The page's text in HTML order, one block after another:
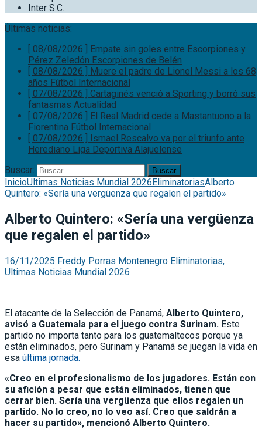
Inter S.C.
Últimas noticias:
[ 08/08/2026 ] Empate sin goles entre Escorpiones y
Pérez Zeledón Escorpiones de Belén
[ 08/08/2026 ] Muere el padre de Lionel Messi a los 68
años Fútbol Internacional
[ 07/08/2026 ] Cartaginés venció a Sporting y borró sus
fantasmas Actualidad
[ 07/08/2026 ] El Real Madrid cede a Mastantuono a la
Fiorentina Fútbol Internacional
[ 07/08/2026 ] Ismael Rescalvo va por el triunfo ante
Herediano Liga Deportiva Alajuelense
Buscar:
InicioUltimas Noticias Mundial 2026EliminatoriasAlberto
Quintero: «Sería una vergüenza que regalen el partido»
Alberto Quintero: «Sería una vergüenza
que regalen el partido»
16/11/2025 Freddy Porras Montenegro Eliminatorias,
Ultimas Noticias Mundial 2026
El atacante de la Selección de Panamá, Alberto Quintero,
avisó a Guatemala para el juego contra Surinam. Este
partido no importa tanto para los guatemaltecos porque ya
están eliminados, pero Surinam y Panamá se juegan la vida en
esa última jornada.
«Creo en el profesionalismo de los jugadores. Están con
su afición a pesar que están eliminados, tienen que
cerrar bien. Sería una vergüenza que ellos regalen un
partido. No lo creo, no lo veo así. Creo que saldrán a
hacer su partido», mencionó Alberto Quintero.